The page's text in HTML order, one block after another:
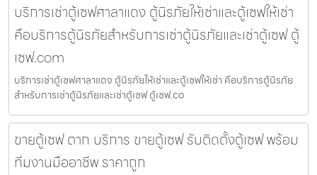
บริการเช่าตู้เซฟศาลาแดง ตู้นิรภัยให้เช่าและตู้เซฟให้เช่า
คือบริการตู้นิรภัยสำหรับการเช่าตู้นิรภัยและเช่าตู้เซฟ ตู้
เซฟ.com
บริการเช่าตู้เซฟศาลาแดง ตู้นิรภัยให้เช่าและตู้เซฟให้เช่า คือบริการตู้นิรภัย
สำหรับการเช่าตู้นิรภัยและเช่าตู้เซฟ ตู้เซฟ.co
ขายตู้เซฟ ตาก บริการ ขายตู้เซฟ รับติดตั้งตู้เซฟ พร้อม
ทีมงานมืออาชีพ ราคาถูก